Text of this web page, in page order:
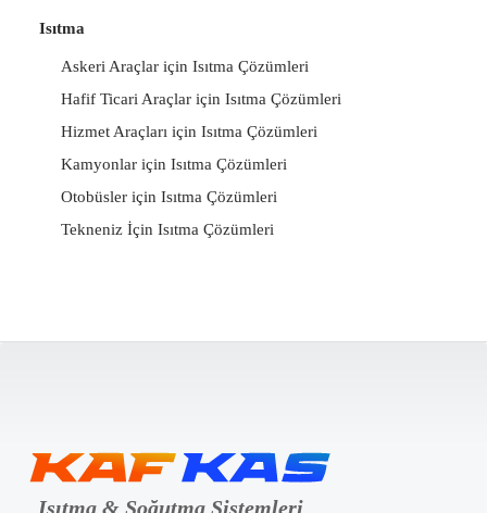
Isıtma
Askeri Araçlar için Isıtma Çözümleri
Hafif Ticari Araçlar için Isıtma Çözümleri
Hizmet Araçları için Isıtma Çözümleri
Kamyonlar için Isıtma Çözümleri
Otobüsler için Isıtma Çözümleri
Tekneniz İçin Isıtma Çözümleri